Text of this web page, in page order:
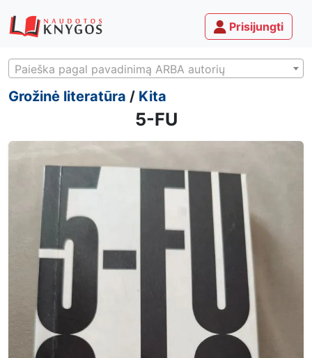
Prisijungti
Paieška pagal pavadinimą ARBA autorių
Grožinė literatūra / Kita
5-FU